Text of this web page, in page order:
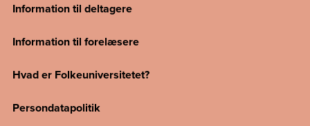
Information til deltagere
Information til forelæsere
Hvad er Folkeuniversitetet?
Persondatapolitik